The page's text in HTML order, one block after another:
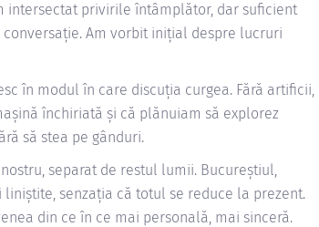
intersectat privirile întâmplător, dar suficient
Am vorbit inițial despre lucruri
în modul în care discuția curgea. Fără artificii,
închiriată și că plănuiam să explorez
să stea pe gânduri.
separat de restul lumii. Bucureștiul,
senzația că totul se reduce la prezent.
din ce în ce mai personală, mai sinceră.